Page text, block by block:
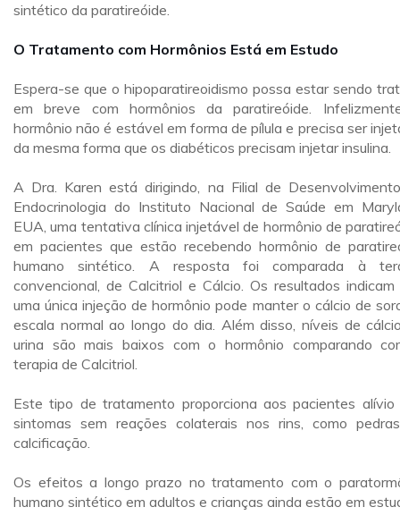
sintético da paratireóide.
O Tratamento com Hormônios Está em Estudo
Espera-se que o hipoparatireoidismo possa estar sendo
em breve com hormônios da paratireóide.
hormônio não é estável em forma de pílula e precisa ser
da mesma forma que os diabéticos precisam injetar insulina.
A Dra. Karen está dirigindo, na Filial de
Endocrinologia do Instituto Nacional de Saúde em
EUA, uma tentativa clínica injetável de hormônio de
em pacientes que estão recebendo hormônio de
humano sintético. A resposta foi comparada à
convencional, de Calcitriol e Cálcio. Os resultados indicam
uma única injeção de hormônio pode manter o cálcio de
escala normal ao longo do dia. Além disso, níveis de
urina são mais baixos com o hormônio comparando
terapia de Calcitriol.
Este tipo de tratamento proporciona aos pacientes alívio
sintomas sem reações colaterais nos rins, como
calcificação.
Os efeitos a longo prazo no tratamento com o
humano sintético em adultos e crianças ainda estão em